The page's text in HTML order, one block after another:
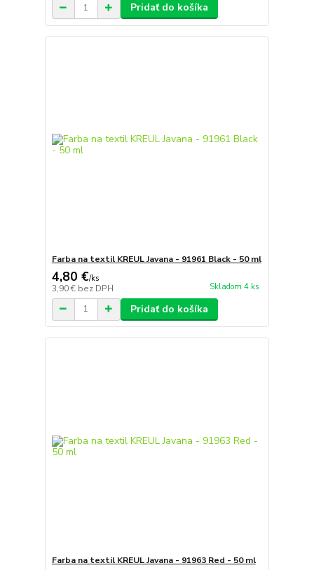
Pridať do košíka
Farba na textil KREUL Javana - 91961 Black - 50 ml
4,80 €/ks
3,90 € bez DPH Skladom 4 ks
Pridať do košíka
Farba na textil KREUL Javana - 91963 Red - 50 ml